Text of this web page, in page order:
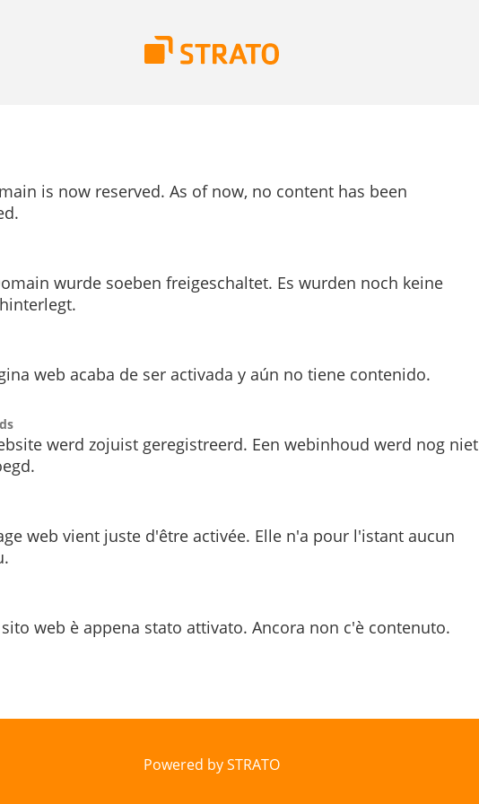
is now reserved. As of now, no content has been
wurde soeben freigeschaltet. Es wurden noch keine
web acaba de ser activada y aún no tiene contenido.
werd zojuist geregistreerd. Een webinhoud werd nog niet
web vient juste d'être activée. Elle n'a pour l'istant aucun
web è appena stato attivato. Ancora non c'è contenuto.
Powered by STRATO